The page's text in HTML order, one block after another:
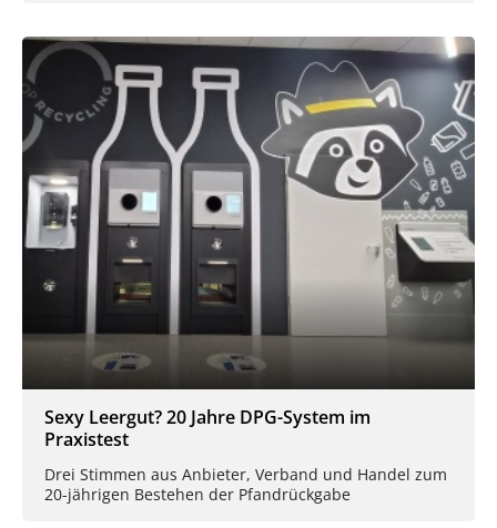
Sexy Leergut? 20 Jahre DPG-System im
Praxistest
Drei Stimmen aus Anbieter, Verband und Handel zum
20-jährigen Bestehen der Pfandrückgabe